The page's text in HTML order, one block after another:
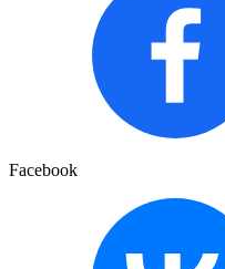
Facebook